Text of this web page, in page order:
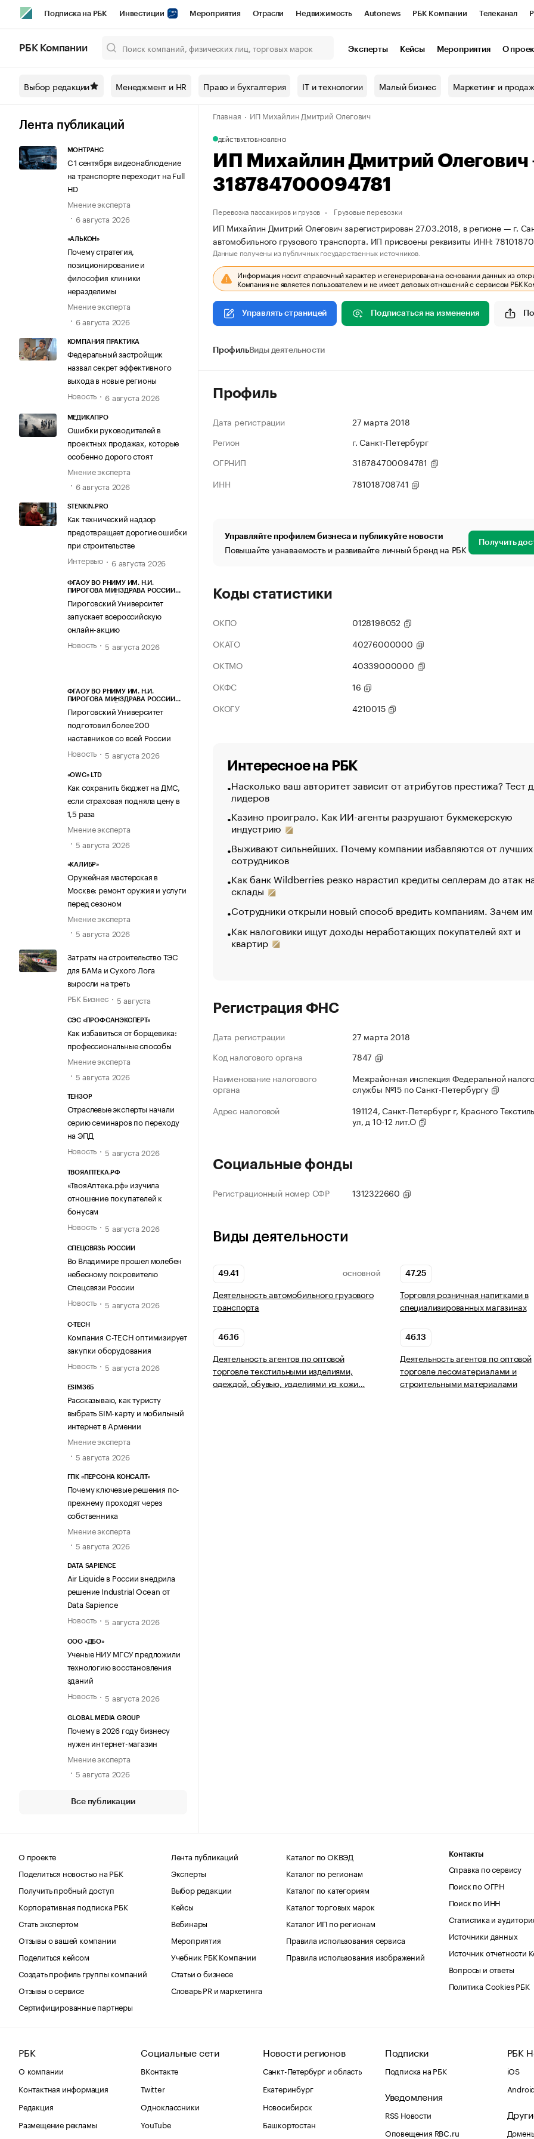
Подписка на РБК Инвестиции Мероприятия Отрасли Недвижимость Autonews РБК Компании Телеканал
Спецпроекты СПб Конференции СПб Спецпроекты Проверка контрагентов
Технологии и медиа Рынок наличной валюты
РБК Компании Эксперты Кейсы Мероприятия О
Выбор редакции Менеджмент и HR Право и бухгалтерия IT и технологии Малый бизнес Маркетинг и
Лента публикаций
МОНТРАНС
С 1 сентября видеонаблюдение
на транспорте переходит на Full
HD
Мнение эксперта
6 августа 2026
«АЛЬКОН»
Почему стратегия,
позиционирование и
философия клиники
неразделимы
Мнение эксперта
6 августа 2026
КОМПАНИЯ ПРАКТИКА
Федеральный застройщик
назвал секрет эффективного
выхода в новые регионы
Новость
6 августа 2026
МЕДИКАПРО
Ошибки руководителей в
проектных продажах, которые
особенно дорого стоят
Мнение эксперта
6 августа 2026
STENKIN.PRO
Как технический надзор
предотвращает дорогие ошибки
при строительстве
Интервью
6 августа 2026
ФГАОУ ВО РНИМУ ИМ. Н.И.
ПИРОГОВА МИНЗДРАВА РОССИИ
Пироговский Университет
запускает всероссийскую
онлайн-акцию
Новость
5 августа 2026
ФГАОУ ВО РНИМУ ИМ. Н.И.
ПИРОГОВА МИНЗДРАВА РОССИИ
Пироговский Университет
подготовил более 200
наставников со всей России
Новость
5 августа 2026
«OWC» LTD
Как сохранить бюджет на ДМС,
если страховая подняла цену в
1,5 раза
Мнение эксперта
5 августа 2026
«КАЛИБР»
Оружейная мастерская в
Москве: ремонт оружия и услуги
перед сезоном
Мнение эксперта
5 августа 2026
Затраты на строительство ТЭС
для БАМа и Сухого Лога
выросли на треть
РБК Бизнес
5 августа
СЭС «ПРОФСАНЭКСПЕРТ»
Как избавиться от борщевика:
профессиональные способы
Мнение эксперта
5 августа 2026
ТЕНЗОР
Отраслевые эксперты начали
серию семинаров по переходу
на ЭПД
Новость
5 августа 2026
ТВОЯАПТЕКА.РФ
«ТвояАптека.рф» изучила
отношение покупателей к
бонусам
Новость
5 августа 2026
СПЕЦСВЯЗЬ РОССИИ
Во Владимире прошел молебен
небесному покровителю
Спецсвязи России
Новость
5 августа 2026
C-TECH
Компания C-TECH оптимизирует
закупки оборудования
Новость
5 августа 2026
ESIM365
Рассказываю, как туристу
выбрать SIM-карту и мобильный
интернет в Армении
Мнение эксперта
5 августа 2026
ГПК «ПЕРСОНА КОНСАЛТ»
Почему ключевые решения по-
прежнему проходят через
собственника
Мнение эксперта
5 августа 2026
DATA SAPIENCE
Air Liquide в России внедрила
решение Industrial Ocean от
Data Sapience
Новость
5 августа 2026
ООО «ДБО»
Ученые НИУ МГСУ предложили
технологию восстановления
зданий
Новость
5 августа 2026
GLOBAL MEDIA GROUP
Почему в 2026 году бизнесу
нужен интернет-магазин
Мнение эксперта
5 августа 2026
Все публикации
Главная ИП Михайлин Дмитрий Олегович
ДЕЙСТВУЕТОБНОВЛЕНО
ИП Михайлин Дмитрий
318784700094781
Перевозка пассажиров и грузов Грузовые перевозки
ИП Михайлин Дмитрий Олегович зарегистрирован 27.03.2018, в регионе — г.
автомобильного грузового транспорта. ИП присвоены реквизиты ИНН:
Данные получены из публичных государственных источников.
Информация носит справочный характер и сгенерирована на основании данных из
Компания не является пользователем и не имеет деловых отношений с сервисом РБК
Управлять страницей Подписаться на изменения
ПрофильВиды деятельности
Профиль
Дата регистрации
27 марта 2018
Регион
г. Санкт-Петербург
ОГРНИП
318784700094781
ИНН
781018708741
Управляйте профилем бизнеса и публикуйте новости
Повышайте узнаваемость и развивайте личный бренд на РБК Получить
Коды статистики
ОКПО
0128198052
ОКАТО
40276000000
ОКТМО
40339000000
ОКФС
16
ОКОГУ
4210015
Интересное на РБК
Насколько ваш авторитет зависит от атрибутов престижа? Тест
лидеров
Казино проиграло. Как ИИ-агенты разрушают букмекерскую
индустрию
Выживают сильнейших. Почему компании избавляются от лучших
сотрудников
Как банк Wildberries резко нарастил кредиты селлерам до атак
склады
Сотрудники открыли новый способ вредить компаниям. Зачем
Как налоговики ищут доходы неработающих покупателей яхт и
квартир
Регистрация ФНС
Дата регистрации
27 марта 2018
Код налогового органа
7847
Наименование налогового
органа
Межрайонная инспекция Федеральной
службы №15 по Санкт-Петербургу
Адрес налоговой
191124, Санкт-Петербург г, Красного
ул, д 10-12 лит.О
Социальные фонды
Регистрационный номер СФР 1312322660
Виды деятельности
49.41 ОСНОВНОЙ
Деятельность автомобильного грузового
транспорта
47.25
Торговля розничная напитками в
специализированных магазинах
46.16
Деятельность агентов по оптовой
торговле текстильными изделиями,
одеждой, обувью, изделиями из кожи…
46.13
Деятельность агентов по оптовой
торговле лесоматериалами и
строительными материалами
О проекте
Поделиться новостью на РБК
Получить пробный доступ
Корпоративная подписка РБК
Стать экспертом
Отзывы о вашей компании
Поделиться кейсом
Создать профиль группы компаний
Отзывы о сервисе
Сертифицированные партнеры
Лента публикаций
Эксперты
Выбор редакции
Кейсы
Вебинары
Мероприятия
Учебник РБК Компании
Статьи о бизнесе
Словарь PR и маркетинга
Каталог по ОКВЭД
Каталог по регионам
Каталог по категориям
Каталог торговых марок
Каталог ИП по регионам
Правила использования сервиса
Правила использования изображений
Контакты
Справка по сервису
Поиск по ОГРН
Поиск по ИНН
Статистика и
Источники данных
Источник отчетности
Вопросы и ответы
Политика Cookies РБК
РБК
О компании
Контактная информация
Редакция
Размещение рекламы
Социальные сети
ВКонтакте
Twitter
Одноклассники
YouTube
Новости регионов
Санкт-Петербург и область
Екатеринбург
Новосибирск
Башкортостан
Подписки
Подписка на РБК
Уведомления
RSS Новости
Оповещения RBC.ru
РБК
iOS